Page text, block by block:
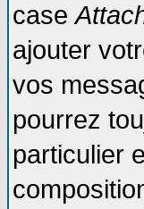
case
ajouter
vos
pourrez
particulier